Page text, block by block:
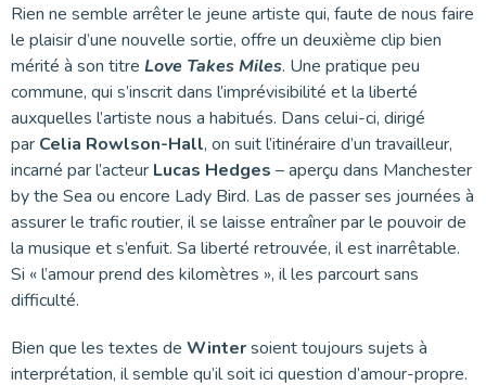
Rien ne semble arrêter le jeune artiste qui, faute de nous faire
le plaisir d’une nouvelle sortie, offre un deuxième clip bien
mérité à son titre Love Takes Miles. Une pratique peu
commune, qui s’inscrit dans l’imprévisibilité et la liberté
auxquelles l’artiste nous a habitués. Dans celui-ci, dirigé
par Celia Rowlson-Hall, on suit l’itinéraire d’un travailleur,
incarné par l’acteur Lucas Hedges – aperçu dans Manchester
by the Sea ou encore Lady Bird. Las de passer ses journées à
assurer le trafic routier, il se laisse entraîner par le pouvoir de
la musique et s’enfuit. Sa liberté retrouvée, il est inarrêtable.
Si « l’amour prend des kilomètres », il les parcourt sans
difficulté.
Bien que les textes de Wintersoient toujours sujets à
interprétation, il semble qu’il soit ici question d’amour-propre.